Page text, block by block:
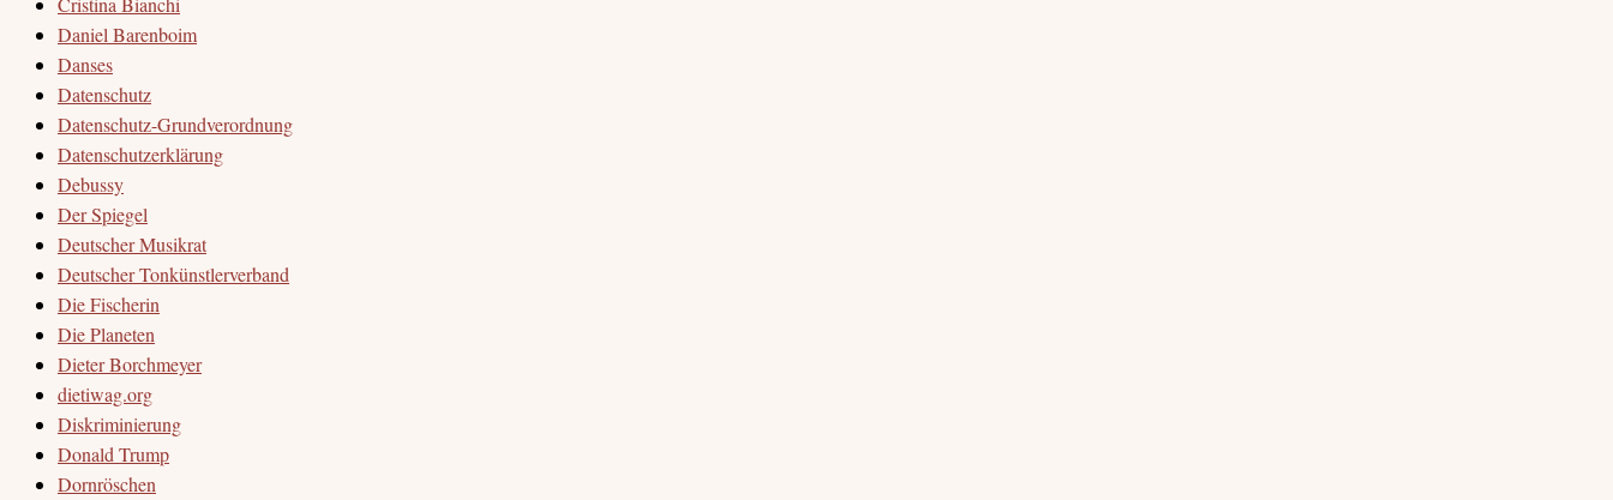
Daniel Barenboim
Danses
Datenschutz
Datenschutz-Grundverordnung
Datenschutzerklärung
Debussy
Der Spiegel
Deutscher Musikrat
Deutscher Tonkünstlerverband
Die Fischerin
Die Planeten
Dieter Borchmeyer
dietiwag.org
Diskriminierung
Donald Trump
Dornröschen